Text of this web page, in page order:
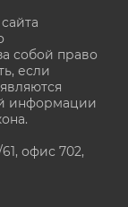
собой право
если
информации
офис 702,